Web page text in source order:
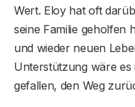
Wert. Eloy hat oft
seine Familie geholfen
und wieder neuen
Unterstützung wäre
gefallen, den Weg